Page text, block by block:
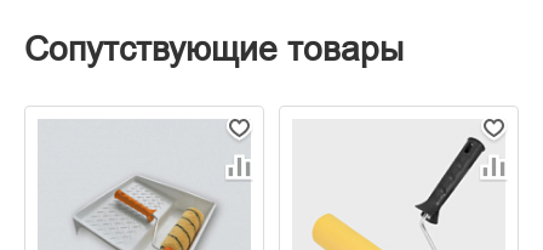
Сопутствующие товары